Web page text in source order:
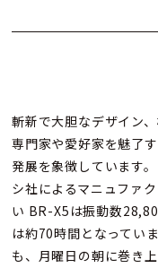
斬新で大胆なデザイン
専門家や愛好家を魅了
発展を象徴しています
シ社によるマニュファ
い BR-X5は振動数
は約70時間となってい
も、月曜日の朝に巻き